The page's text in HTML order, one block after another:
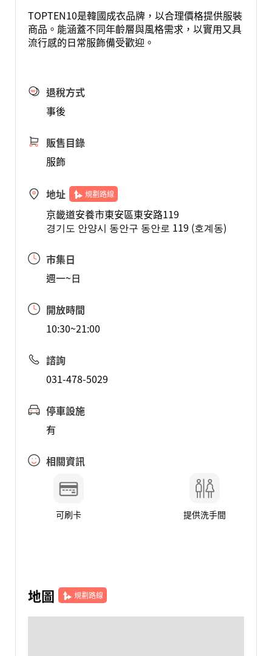
TOPTEN10是韓國成衣品牌，以合理價格提供服裝
商品。能涵蓋不同年齡層與風格需求，以實用又具
流行感的日常服飾備受歡迎。
退稅方式
事後
販售目錄
服飾
地址 規劃路線
京畿道安養市東安區東安路119
경기도 안양시 동안구 동안로 119 (호계동)
市集日
週一~日
開放時間
10:30~21:00
諮詢
031-478-5029
停車設施
有
相關資訊
可刷卡 提供洗手間
地圖 規劃路線